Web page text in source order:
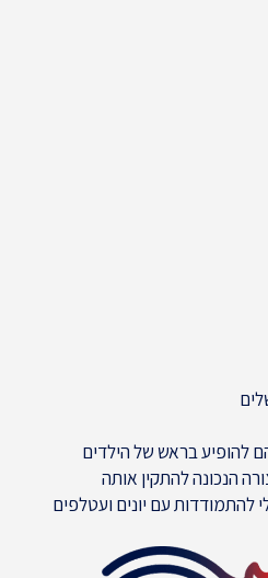
להופיע בראש של הילדים
הנכונה להתקין אותה
עם יונים ועטלפים